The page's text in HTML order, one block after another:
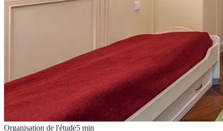
Organisation de l'étude5 min